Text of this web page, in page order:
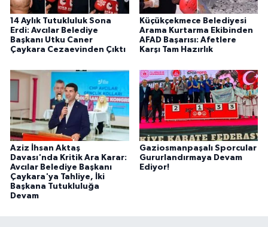
14 Aylık Tutukluluk Sona
Erdi: Avcılar Belediye
Başkanı Utku Caner
Çaykara Cezaevinden Çıktı
Küçükçekmece Belediyesi
Arama Kurtarma Ekibinden
AFAD Başarısı: Afetlere
Karşı Tam Hazırlık
Aziz İhsan Aktaş
Davası'nda Kritik Ara Karar:
Avcılar Belediye Başkanı
Çaykara'ya Tahliye, İki
Başkana Tutukluluğa
Devam
Gaziosmanpaşalı Sporcular
Gururlandırmaya Devam
Ediyor!